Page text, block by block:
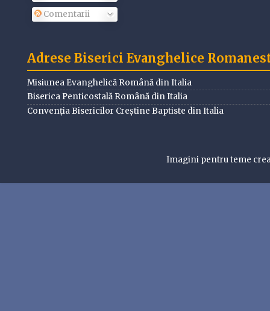
Comentarii
Adrese Biserici Evanghelice
Misiunea Evanghelică Română din Italia
Biserica Penticostală Română din Italia
Convenția Bisericilor Creștine Baptiste din Italia
Imagini pentru teme